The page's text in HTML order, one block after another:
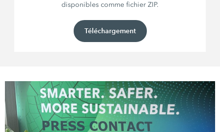
disponibles comme fichier ZIP.
Téléchargement